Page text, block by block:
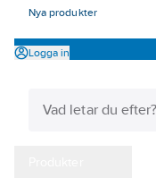
Nya produkter
Logga in